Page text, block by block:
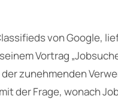
von Google,
Vortrag
zunehmenden
der Frage, wonach